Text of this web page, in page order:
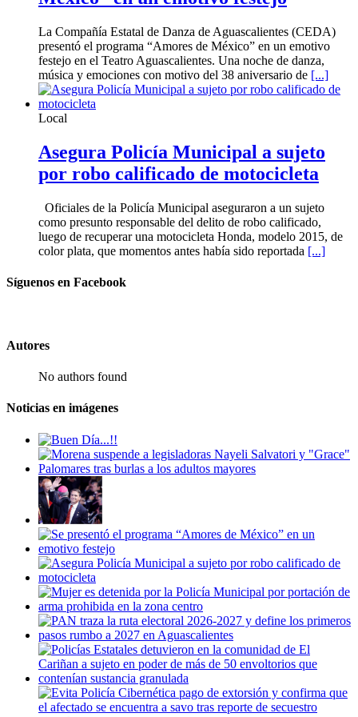
La Compañía Estatal de Danza de Aguascalientes (CEDA)
presentó el programa “Amores de México” en un emotivo
festejo en el Teatro Aguascalientes. Una noche de danza,
música y emociones con motivo del 38 aniversario de [...]
Local
Asegura Policía Municipal a sujeto
por robo calificado de motocicleta
Oficiales de la Policía Municipal aseguraron a un sujeto
como presunto responsable del delito de robo calificado,
luego de recuperar una motocicleta Honda, modelo 2015, de
color plata, que momentos antes había sido reportada [...]
Síguenos en Facebook
Autores
No authors found
Noticias en imágenes